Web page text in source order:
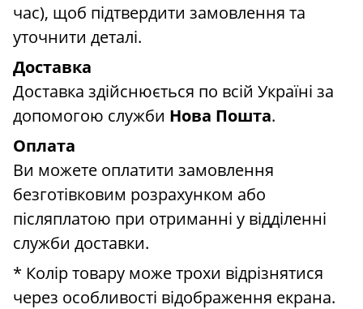
час), щоб підтвердити замовлення та
уточнити деталі.
Доставка
Доставка здійснюється по всій Україні за
допомогою служби Нова Пошта.
Оплата
Ви можете оплатити замовлення
безготівковим розрахунком або
післяплатою при отриманні у відділенні
служби доставки.
* Колір товару може трохи відрізнятися
через особливості відображення екрана.